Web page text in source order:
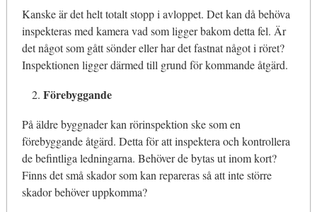
Kanske är det helt totalt stopp i avloppet. Det kan då behöva
inspekteras med kamera vad som ligger bakom detta fel. Är
det något som gått sönder eller har det fastnat något i röret?
Inspektionen ligger därmed till grund för kommande åtgärd.
Förebyggande
På äldre byggnader kan rörinspektion ske som en
förebyggande åtgärd. Detta för att inspektera och kontrollera
de befintliga ledningarna. Behöver de bytas ut inom kort?
Finns det små skador som kan repareras så att inte större
skador behöver uppkomma?